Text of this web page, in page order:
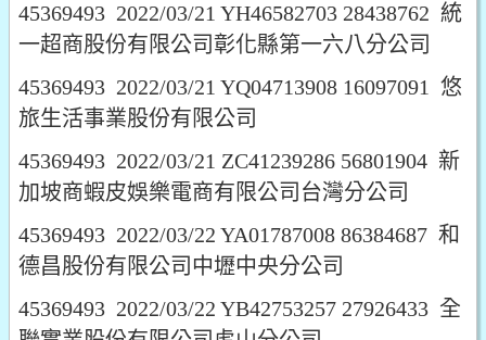
45369493 2022/03/21 YH46582703 28438762 統
一超商股份有限公司彰化縣第一六八分公司
45369493 2022/03/21 YQ04713908 16097091 悠
旅生活事業股份有限公司
45369493 2022/03/21 ZC41239286 56801904 新
加坡商蝦皮娛樂電商有限公司台灣分公司
45369493 2022/03/22 YA01787008 86384687 和
德昌股份有限公司中壢中央分公司
45369493 2022/03/22 YB42753257 27926433 全